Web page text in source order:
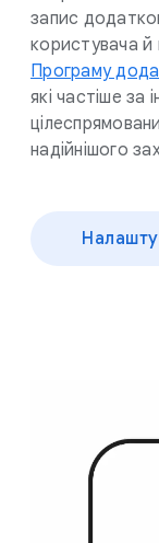
запис
користувача
Програму
які частіше
надійнішого